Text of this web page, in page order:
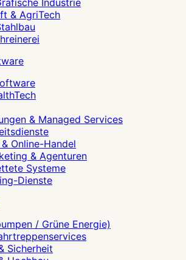
Industrie
& AgriTech
& Managed Services
Online-Handel
& Agenturen
Systeme
Dienste
/ Grüne Energie)
Sicherheit